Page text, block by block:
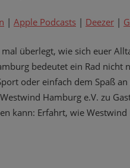
RSS
| Apple Podcasts | Deezer |
überlegt, wie sich euer
bedeutet ein Rad
oder einfach dem Spaß
Hamburg e.V. zu
kann: Erfahrt, wie